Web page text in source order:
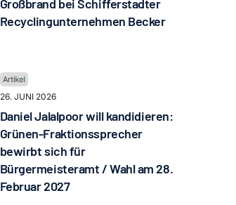
Großbrand bei Schifferstadter
Recyclingunternehmen Becker
26. JUNI 2026
Daniel Jalalpoor will kandidieren:
Grünen-Fraktionssprecher
bewirbt sich für
Bürgermeisteramt / Wahl am 28.
Februar 2027